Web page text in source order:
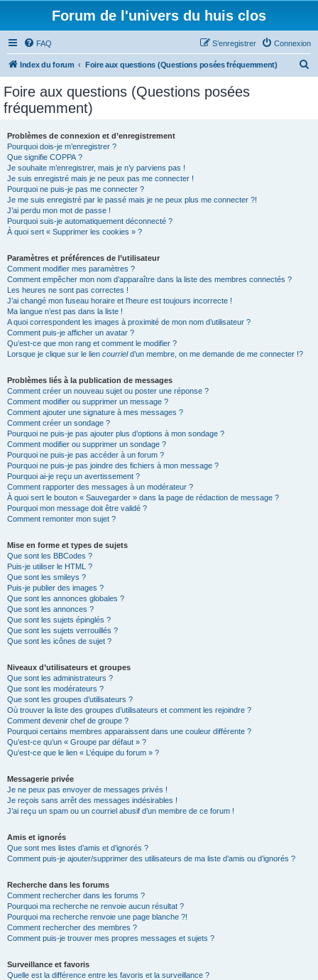
Forum de l'univers du huis clos
FAQ Connexion
S’enregistrer
Index du forum Foire aux questions (Questions posées fréquemment)
Foire aux questions (Questions posées
fréquemment)
Problèmes de connexion et d’enregistrement
Pourquoi dois-je m’enregistrer ?
Que signifie COPPA ?
Je souhaite m’enregistrer, mais je n’y parviens pas !
Je suis enregistré mais je ne peux pas me connecter !
Pourquoi ne puis-je pas me connecter ?
Je me suis enregistré par le passé mais je ne peux plus me connecter ?!
J’ai perdu mon mot de passe !
Pourquoi suis-je automatiquement déconnecté ?
À quoi sert « Supprimer les cookies » ?
Paramètres et préférences de l’utilisateur
Comment modifier mes paramètres ?
Comment empêcher mon nom d’apparaître dans la liste des membres connectés ?
Les heures ne sont pas correctes !
J’ai changé mon fuseau horaire et l’heure est toujours incorrecte !
Ma langue n’est pas dans la liste !
A quoi correspondent les images à proximité de mon nom d’utilisateur ?
Comment puis-je afficher un avatar ?
Qu’est-ce que mon rang et comment le modifier ?
Lorsque je clique sur le lien courrield’un membre, on me demande de me connecter !?
Problèmes liés à la publication de messages
Comment créer un nouveau sujet ou poster une réponse ?
Comment modifier ou supprimer un message ?
Comment ajouter une signature à mes messages ?
Comment créer un sondage ?
Pourquoi ne puis-je pas ajouter plus d’options à mon sondage ?
Comment modifier ou supprimer un sondage ?
Pourquoi ne puis-je pas accéder à un forum ?
Pourquoi ne puis-je pas joindre des fichiers à mon message ?
Pourquoi ai-je reçu un avertissement ?
Comment rapporter des messages à un modérateur ?
À quoi sert le bouton « Sauvegarder » dans la page de rédaction de message ?
Pourquoi mon message doit être validé ?
Comment remonter mon sujet ?
Mise en forme et types de sujets
Que sont les BBCodes ?
Puis-je utiliser le HTML ?
Que sont les smileys ?
Puis-je publier des images ?
Que sont les annonces globales ?
Que sont les annonces ?
Que sont les sujets épinglés ?
Que sont les sujets verrouillés ?
Que sont les icônes de sujet ?
Niveaux d’utilisateurs et groupes
Que sont les administrateurs ?
Que sont les modérateurs ?
Que sont les groupes d’utilisateurs ?
Où trouver la liste des groupes d’utilisateurs et comment les rejoindre ?
Comment devenir chef de groupe ?
Pourquoi certains membres apparaissent dans une couleur différente ?
Qu’est-ce qu’un « Groupe par défaut » ?
Qu’est-ce que le lien « L’équipe du forum » ?
Messagerie privée
Je ne peux pas envoyer de messages privés !
Je reçois sans arrêt des messages indésirables !
J’ai reçu un spam ou un courriel abusif d’un membre de ce forum !
Amis et ignorés
Que sont mes listes d’amis et d’ignorés ?
Comment puis-je ajouter/supprimer des utilisateurs de ma liste d’amis ou d’ignorés ?
Recherche dans les forums
Comment rechercher dans les forums ?
Pourquoi ma recherche ne renvoie aucun résultat ?
Pourquoi ma recherche renvoie une page blanche ?!
Comment rechercher des membres ?
Comment puis-je trouver mes propres messages et sujets ?
Surveillance et favoris
Quelle est la différence entre les favoris et la surveillance ?